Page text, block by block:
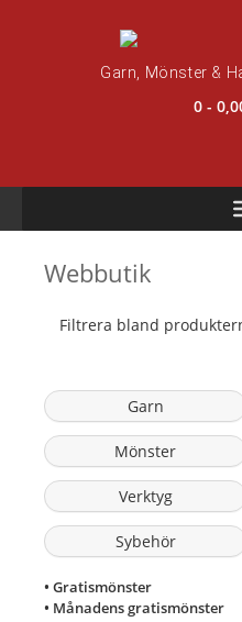
Garn, Mönster &
0-
Webbutik
Filtrera bland
Garn
Mönster
Verktyg
Sybehör
• Gratismönster
• Månadens gratismönster